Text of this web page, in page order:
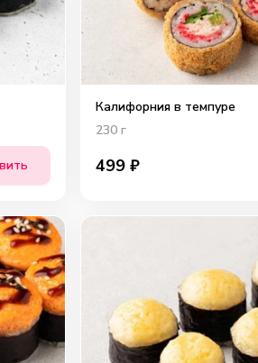
Калифорния в темпуре
230г
499 ₽